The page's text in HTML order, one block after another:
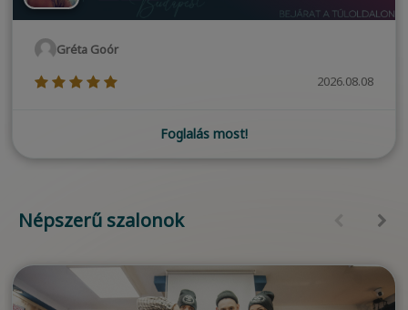
Gréta Goór
(*)(*)(*)(*)(*) 2026.08.08
Foglalás most!
Népszerű szalonok